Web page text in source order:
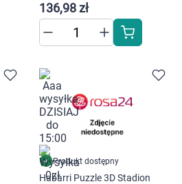
136,98 zł
Produkt dostępny
Habarri Puzzle 3D Stadion